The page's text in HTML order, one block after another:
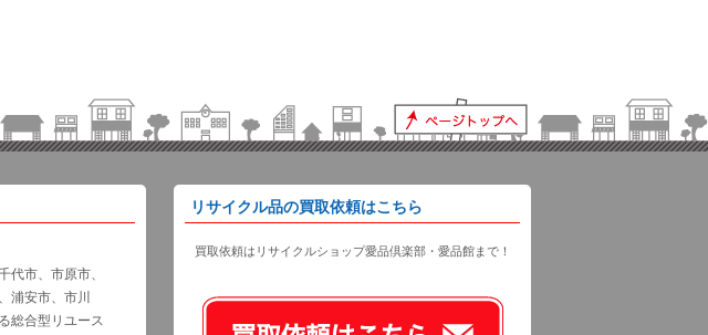
代市、市原市、
浦安市、市川
総合型リユース
リサイクル品の買取依頼はこちら
買取依頼はリサイクルショップ愛品倶楽部・愛品館まで！